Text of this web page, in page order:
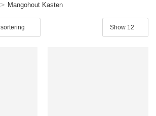
> Mangohout Kasten